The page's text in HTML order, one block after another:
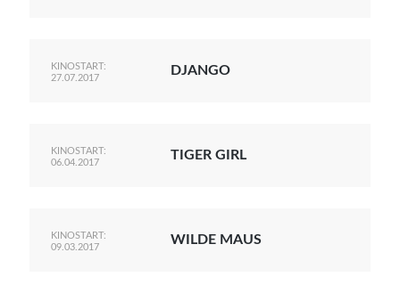
KINOSTART:
27.07.2017
DJANGO
KINOSTART:
06.04.2017
TIGER GIRL
KINOSTART:
09.03.2017
WILDE MAUS